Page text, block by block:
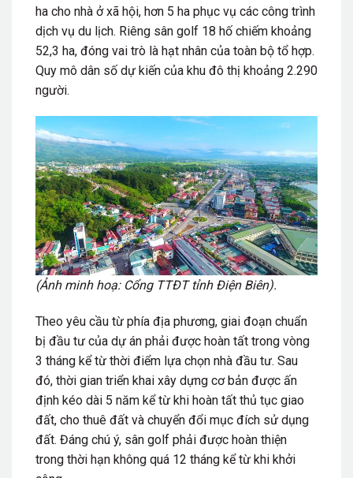
ha cho nhà ở xã hội, hơn 5 ha phục vụ các công trình
dịch vụ du lịch. Riêng sân golf 18 hố chiếm khoảng
52,3 ha, đóng vai trò là hạt nhân của toàn bộ tổ hợp.
Quy mô dân số dự kiến của khu đô thị khoảng 2.290
người.
(Ảnh minh hoạ: Cổng TTĐT tỉnh Điện Biên).
Theo yêu cầu từ phía địa phương, giai đoạn chuẩn
bị đầu tư của dự án phải được hoàn tất trong vòng
3 tháng kể từ thời điểm lựa chọn nhà đầu tư. Sau
đó, thời gian triển khai xây dựng cơ bản được ấn
định kéo dài 5 năm kể từ khi hoàn tất thủ tục giao
đất, cho thuê đất và chuyển đổi mục đích sử dụng
đất. Đáng chú ý, sân golf phải được hoàn thiện
trong thời hạn không quá 12 tháng kể từ khi khởi